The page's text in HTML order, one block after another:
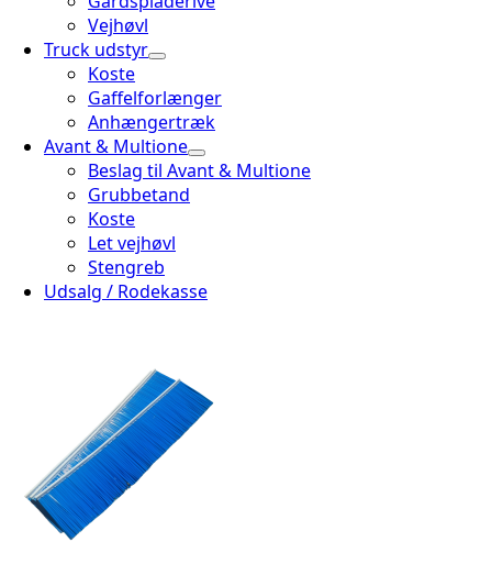
Vejhøvl
Truck udstyr
Koste
Gaffelforlænger
Anhængertræk
Avant & Multione
Beslag til Avant & Multione
Grubbetand
Koste
Let vejhøvl
Stengreb
Udsalg / Rodekasse